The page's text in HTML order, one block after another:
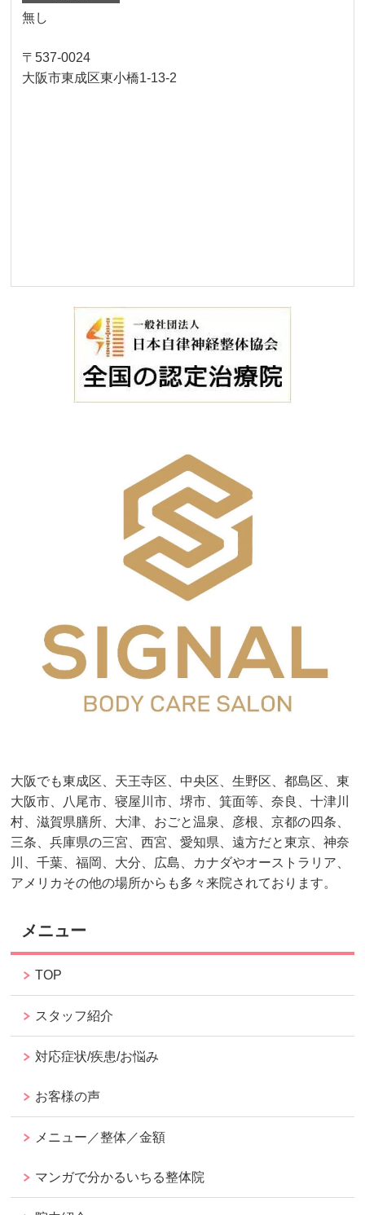
無し
〒537-0024
大阪市東成区東小橋1-13-2
大阪でも東成区、天王寺区、中央区、生野区、都島区、東
大阪市、八尾市、寝屋川市、堺市、箕面等、奈良、十津川
村、滋賀県膳所、大津、おごと温泉、彦根、京都の四条、
三条、兵庫県の三宮、西宮、愛知県、遠方だと東京、神奈
川、千葉、福岡、大分、広島、カナダやオーストラリア、
アメリカその他の場所からも多々来院されております。
メニュー
TOP
スタッフ紹介
対応症状/疾患/お悩み
お客様の声
メニュー／整体／金額
マンガで分かるいちる整体院